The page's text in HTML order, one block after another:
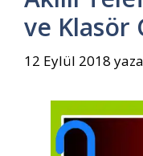
ve Klasör
12 Eylül 2018